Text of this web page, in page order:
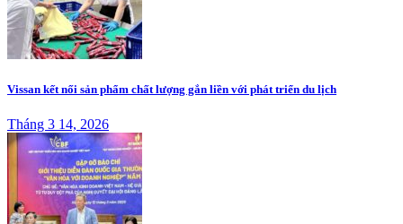
Vissan kết nối sản phẩm chất lượng gắn liền với phát triển du lịch
Tháng 3 14, 2026